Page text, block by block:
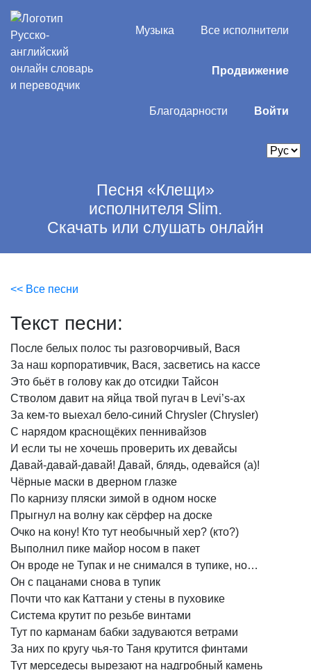
Музыка Все исполнители
Продвижение
Благодарности Войти
Песня «Клещи»
исполнителя Slim.
Скачать или слушать онлайн
<< Все песни
Текст песни:
После белых полос ты разговорчивый, Вася
За наш корпоративчик, Вася, засветись на кассе
Это бьёт в голову как до отсидки Тайсон
Стволом давит на яйца твой пугач в Levi’s-ах
За кем-то выехал бело-синий Chrysler (Chrysler)
С нарядом краснощёких пеннивайзов
И если ты не хочешь проверить их девайсы
Давай-давай-давай! Давай, блядь, одевайся (а)!
Чёрные маски в дверном глазке
По карнизу пляски зимой в одном носке
Прыгнул на волну как сёрфер на доске
Очко на кону! Кто тут необычный хер? (кто?)
Выполнил пике майор носом в пакет
Он вроде не Тупак и не снимался в тупике, но…
Он с пацанами снова в тупик
Почти что как Каттани у стены в пуховике
Система крутит по резьбе винтами
Тут по карманам бабки задуваются ветрами
За них по кругу чья-то Таня крутится финтами
Тут мерседесы вырезают на надгробный камень